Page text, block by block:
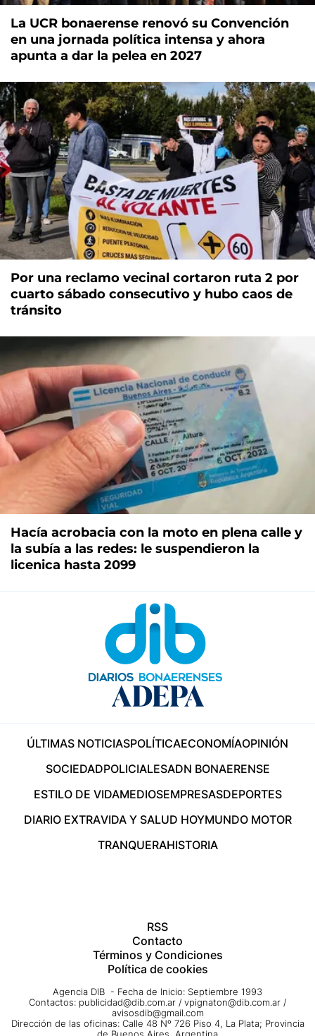
La UCR bonaerense renovó su Convención
en una jornada política intensa y ahora
apunta a dar la pelea en 2027
Por una reclamo vecinal cortaron ruta 2 por
cuarto sábado consecutivo y hubo caos de
tránsito
Hacía acrobacia con la moto en plena calle y
la subía a las redes: le suspendieron la
licenica hasta 2099
ÚLTIMAS NOTICIASPOLÍTICAECONOMÍAOPINIÓN
SOCIEDADPOLICIALESADN BONAERENSE
ESTILO DE VIDAMEDIOSEMPRESASDEPORTES
DIARIO EXTRAVIDA Y SALUD HOYMUNDO MOTOR
TRANQUERAHISTORIA
RSS
Contacto
Términos y Condiciones
Política de cookies
Agencia DIB - Fecha de Inicio: Septiembre 1993
Contactos: publicidad@dib.com.ar / vpignaton@dib.com.ar /
avisosdib@gmail.com
Dirección de las oficinas: Calle 48 Nº 726 Piso 4, La Plata; Provincia